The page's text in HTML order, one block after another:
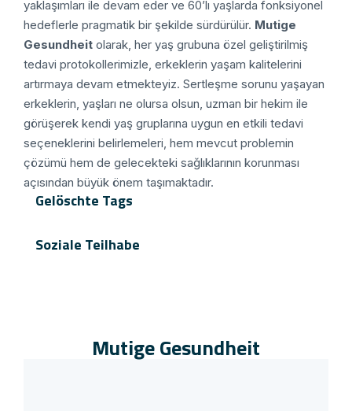
yaklaşımları ile devam eder ve 60’lı yaşlarda fonksiyonel
hedeflerle pragmatik bir şekilde sürdürülür. Mutige
Gesundheit olarak, her yaş grubuna özel geliştirilmiş
tedavi protokollerimizle, erkeklerin yaşam kalitelerini
artırmaya devam etmekteyiz. Sertleşme sorunu yaşayan
erkeklerin, yaşları ne olursa olsun, uzman bir hekim ile
görüşerek kendi yaş gruplarına uygun en etkili tedavi
seçeneklerini belirlemeleri, hem mevcut problemin
çözümü hem de gelecekteki sağlıklarının korunması
açısından büyük önem taşımaktadır.
Gelöschte Tags
Soziale Teilhabe
Mutige Gesundheit